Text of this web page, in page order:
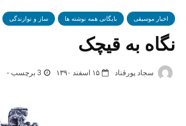
اخبار موسیقی بایگانی همه نوشته ها ساز و نوازندگی
نگاه به قیچک
سجاد پورقناد ۱۵ اسفند ۱۳۹۰ 3 برچسب -